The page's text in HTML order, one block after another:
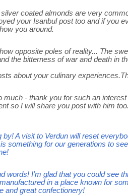
coated almonds are very
your Isanbul post too and if you
you around.
opposite poles of reality... The
the bitterness of war and death in
about your culinary
much - thank you for such an
so I will share you post with him
by! A visit to Verdun will reset
something for our generations to
words! I'm glad that you could see
in a place known for
and great confectionery!